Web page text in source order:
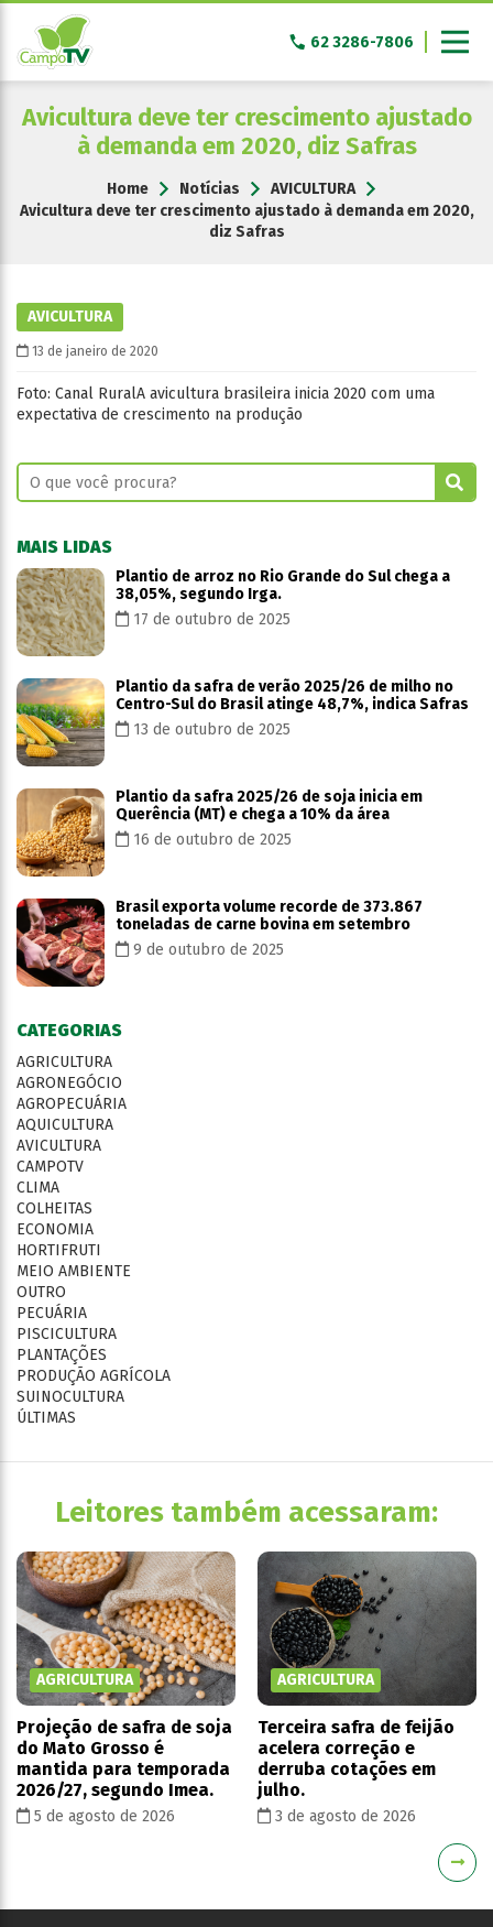
Pular
conteúdo
62 3286-7806
Avicultura deve ter crescimento ajustado
à demanda em 2020, diz Safras
Home Notícias
AVICULTURA
Avicultura deve ter crescimento ajustado à demanda em 2020,
diz Safras
AVICULTURA
13 de janeiro de 2020
Foto: Canal RuralA avicultura brasileira inicia 2020 com uma
expectativa de crescimento na produção
MAIS LIDAS
Plantio de arroz no Rio Grande do Sul chega a
38,05%, segundo Irga.
17 de outubro de 2025
Plantio da safra de verão 2025/26 de milho no
Centro-Sul do Brasil atinge 48,7%, indica Safras
13 de outubro de 2025
Plantio da safra 2025/26 de soja inicia em
Querência (MT) e chega a 10% da área
16 de outubro de 2025
Brasil exporta volume recorde de 373.867
toneladas de carne bovina em setembro
9 de outubro de 2025
CATEGORIAS
AGRICULTURA
AGRONEGÓCIO
AGROPECUÁRIA
AQUICULTURA
AVICULTURA
CAMPOTV
CLIMA
COLHEITAS
ECONOMIA
HORTIFRUTI
MEIO AMBIENTE
OUTRO
PECUÁRIA
PISCICULTURA
PLANTAÇÕES
PRODUÇÃO AGRÍCOLA
SUINOCULTURA
ÚLTIMAS
Leitores também acessaram:
AGRICULTURA
Projeção de safra de soja
do Mato Grosso é
mantida para temporada
2026/27, segundo Imea.
5 de agosto de 2026
AGRICULTURA
Terceira safra de feijão
acelera correção e
derruba cotações em
julho.
3 de agosto de 2026